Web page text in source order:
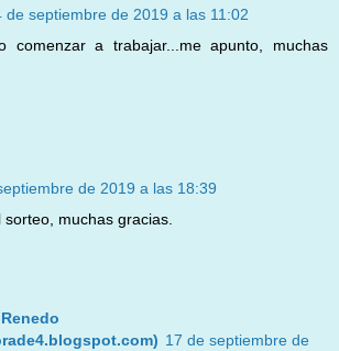
de septiembre de 2019 a las 11:02
comenzar a trabajar...me apunto, muchas
de 2019 a las 18:39
muchas gracias.
17 de septiembre de